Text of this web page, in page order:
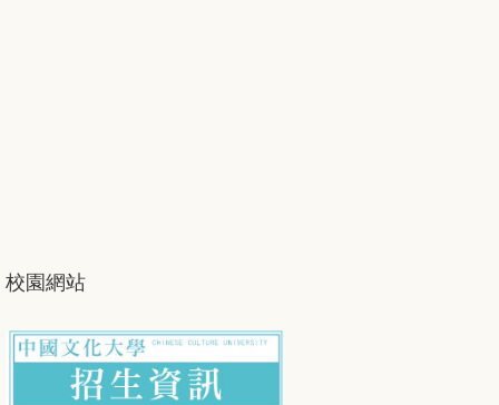
校園網站